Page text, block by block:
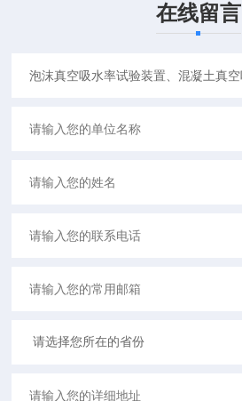
在线留言